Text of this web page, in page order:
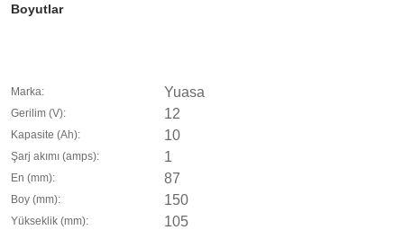
Boyutlar
Marka: Yuasa
Gerilim (V): 12
Kapasite (Ah): 10
Şarj akımı (amps): 1
En (mm): 87
Boy (mm): 150
Yükseklik (mm): 105